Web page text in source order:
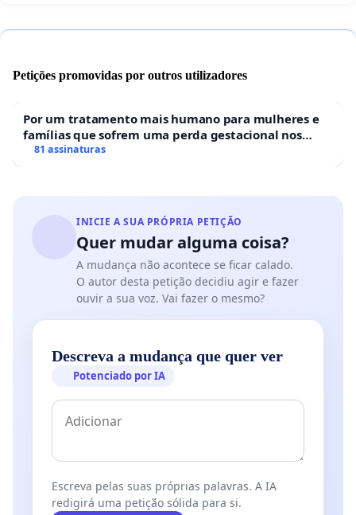
Petições promovidas por outros utilizadores
Por um tratamento mais humano para mulheres e
famílias que sofrem uma perda gestacional nos
hospitais portugueses
81 assinaturas
INICIE A SUA PRÓPRIA PETIÇÃO
Quer mudar alguma coisa?
A mudança não acontece se ficar calado.
O autor desta petição decidiu agir e fazer
ouvir a sua voz. Vai fazer o mesmo?
Descreva a mudança que quer ver
Potenciado por IA
Escreva pelas suas próprias palavras. A IA
redigirá uma petição sólida para si.